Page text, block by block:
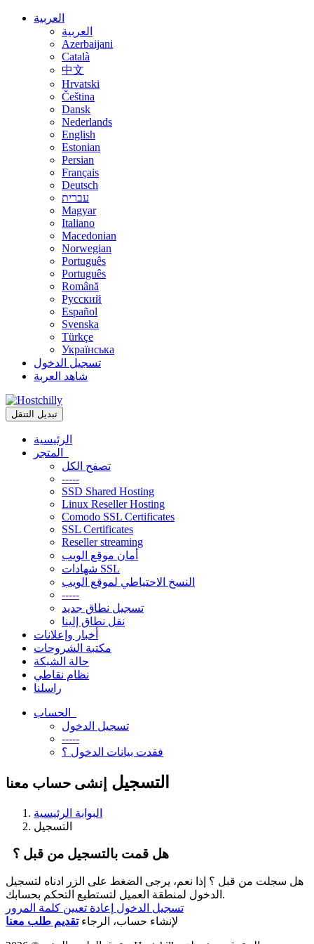
العربية
العربية
Azerbaijani
Català
中文
Hrvatski
Čeština
Dansk
Nederlands
English
Estonian
Persian
Français
Deutsch
עברית
Magyar
Italiano
Macedonian
Norwegian
Português
Português
Română
Русский
Español
Svenska
Türkçe
Українська
تسجيل الدخول
شاهد العربة
تبديل التنقل
الرئيسية
تصفح الكل
-----
SSD Shared Hosting
Linux Reseller Hosting
Comodo SSL Certificates
SSL Certificates
Reseller streaming
أمان موقع الويب
شهادات SSL
النسخ الاحتياطي لموقع الويب
-----
تسجيل نطاق جديد
نقل نطاق إلينا
أخبار وإعلانات
مكتبة الشروحات
حالة الشبكة
نظام نقاطي
راسلنا
تسجيل الدخول
-----
فقدت بيانات الدخول ؟
التسجيل إنشى حساب معنا
البوابة الرئيسية
التسجيل
هل قمت بالتسجيل من قبل ؟
هل سجلت من قبل ؟ إذا نعم، يرجى الضغط على الزر ادناه لتسجيل
الدخول لمنطقة العميل لتستطيع التحكم بحسابك.
تسجيل الدخول
إعادة تعيين كلمة المرور
لإنشاء حساب، الرجاءتقديم طلب معنا